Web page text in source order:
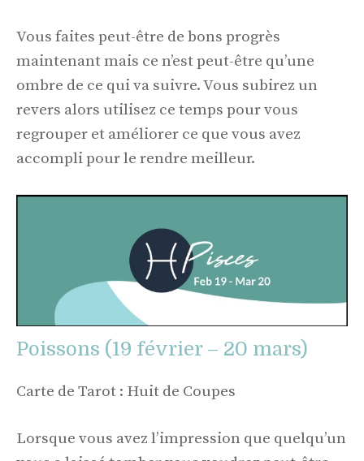
Vous faites peut-être de bons progrès
maintenant mais ce n’est peut-être qu’une
ombre de ce qui va suivre. Vous subirez un
revers alors utilisez ce temps pour vous
regrouper et améliorer ce que vous avez
accompli pour le rendre meilleur.
Poissons (19 février – 20 mars)
Carte de Tarot : Huit de Coupes
Lorsque vous avez l’impression que quelqu’un